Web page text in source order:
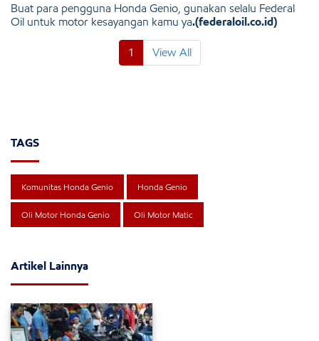
Buat para pengguna Honda Genio, gunakan selalu Federal
Oil untuk motor kesayangan kamu ya.(federaloil.co.id)
1 View All
TAGS
Komunitas Honda Genio Honda Genio
Oli Motor Honda Genio Oli Motor Matic
Artikel Lainnya